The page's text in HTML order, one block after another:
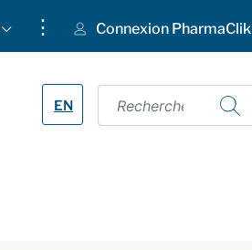
⋮ Connexion PharmaClik
EN